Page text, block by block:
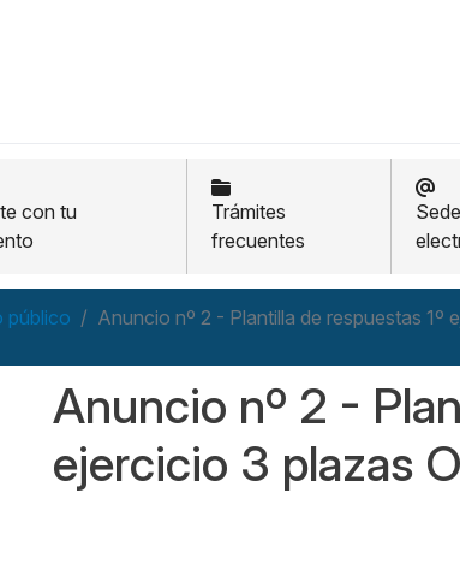
con tu
Trámites
frecuentes
Sede
público Anuncio nº 2 - Plantilla de respuestas
Anuncio nº 2 -
ejercicio 3 plazas